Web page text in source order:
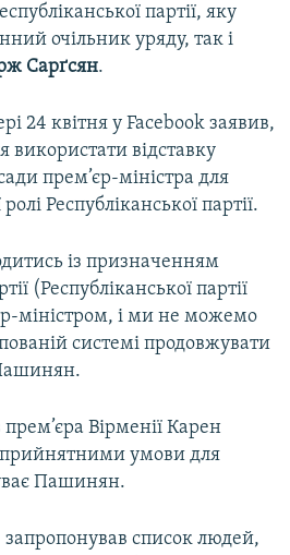
партії, яку
очільник уряду, так і
Сарґсян.
24 квітня у Facebook заявив,
використати відставку
прем’єр-міністра для
Республіканської партії.
із призначенням
(Республіканської партії
міністром, і ми не можемо
системі продовжувати
прем’єра Вірменії Карен
умови для
Пашинян.
запропонував список людей,